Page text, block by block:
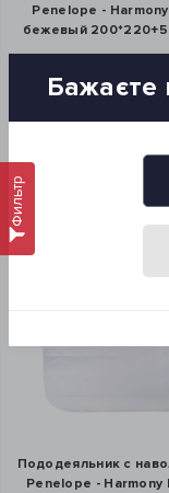
Фильтр
Penelope -
бежевый
КУПИТЬ
Пододеяльник с
Penelope - Harmony
Бажаєте